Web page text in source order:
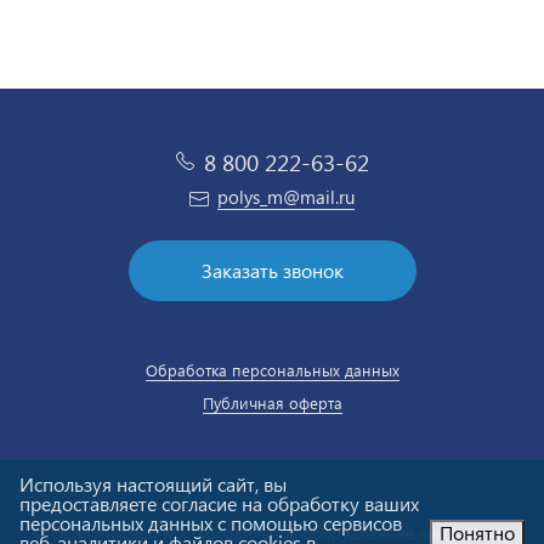
8 800 222-63-62
polys_m@mail.ru
Заказать звонок
Обработка персональных данных
Публичная оферта
© ООО «Полюс-М». Холодильное оборудование «под ключ».
Используя настоящий сайт, вы
предоставляете согласие на обработку ваших
персональных данных с помощью сервисов Понятно